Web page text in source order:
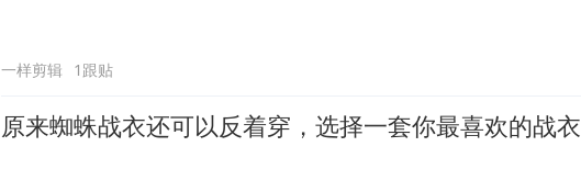
一样剪辑 1跟贴
原来蜘蛛战衣还可以反着穿，选择一套你最喜欢的战衣